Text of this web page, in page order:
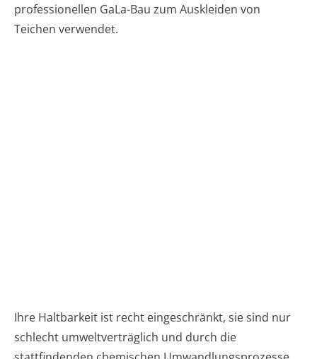
professionellen GaLa-Bau zum Auskleiden von
Teichen verwendet.
Ihre Haltbarkeit ist recht eingeschränkt, sie sind nur
schlecht umweltverträglich und durch die